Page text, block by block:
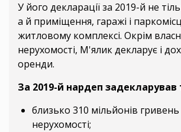
У його декларації за 2019-й не
а й приміщення, гаражі і
житловому комплексі. Окрім
нерухомості, М'ялик декларує і
оренди.
За 2019-й нардеп задекларував
близько 310 мільйонів
нерухомості;